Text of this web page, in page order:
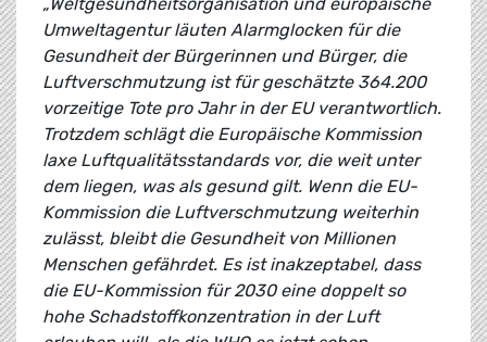
Umweltagentur läuten Alarmglocken für die
Gesundheit der Bürgerinnen und Bürger, die
Luftverschmutzung ist für geschätzte 364.200
vorzeitige Tote pro Jahr in der EU verantwortlich.
Trotzdem schlägt die Europäische Kommission
laxe Luftqualitätsstandards vor, die weit unter
dem liegen, was als gesund gilt. Wenn die EU-
Kommission die Luftverschmutzung weiterhin
zulässt, bleibt die Gesundheit von Millionen
Menschen gefährdet. Es ist inakzeptabel, dass
die EU-Kommission für 2030 eine doppelt so
hohe Schadstoffkonzentration in der Luft